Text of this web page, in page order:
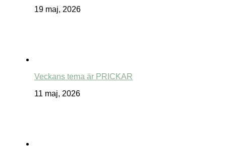
19 maj, 2026
Veckans tema är PRICKAR
11 maj, 2026